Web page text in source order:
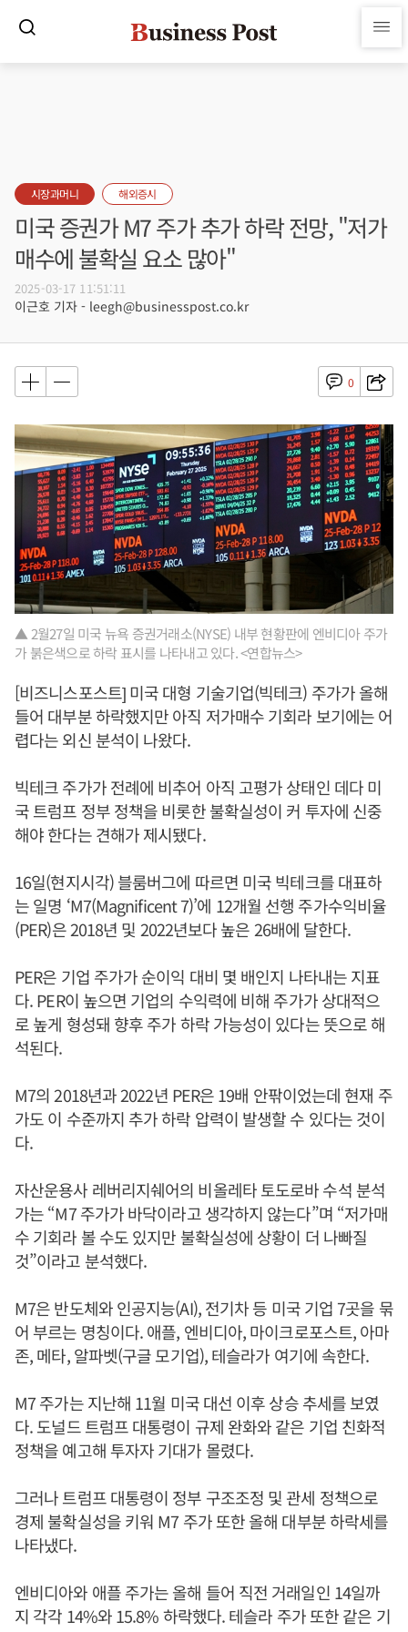
시장과머니 해외증시
미국 증권가 M7 주가 추가 하락 전망, "저가
매수에 불확실 요소 많아"
2025-03-17 11:51:11
이근호 기자 - leegh@businesspost.co.kr
0
▲ 2월27일 미국 뉴욕 증권거래소(NYSE) 내부 현황판에 엔비디아 주가
가 붉은색으로 하락 표시를 나타내고 있다. <연합뉴스>
[비즈니스포스트] 미국 대형 기술기업(빅테크) 주가가 올해
들어 대부분 하락했지만 아직 저가매수 기회라 보기에는 어
렵다는 외신 분석이 나왔다.
빅테크 주가가 전례에 비추어 아직 고평가 상태인 데다 미
국 트럼프 정부 정책을 비롯한 불확실성이 커 투자에 신중
해야 한다는 견해가 제시됐다.
16일(현지시각) 블룸버그에 따르면 미국 빅테크를 대표하
는 일명 ‘M7(Magnificent 7)’에 12개월 선행 주가수익비율
(PER)은 2018년 및 2022년보다 높은 26배에 달한다.
PER은 기업 주가가 순이익 대비 몇 배인지 나타내는 지표
다. PER이 높으면 기업의 수익력에 비해 주가가 상대적으
로 높게 형성돼 향후 주가 하락 가능성이 있다는 뜻으로 해
석된다.
M7의 2018년과 2022년 PER은 19배 안팎이었는데 현재 주
가도 이 수준까지 추가 하락 압력이 발생할 수 있다는 것이
다.
자산운용사 레버리지쉐어의 비올레타 토도로바 수석 분석
가는 “M7 주가가 바닥이라고 생각하지 않는다”며 “저가매
수 기회라 볼 수도 있지만 불확실성에 상황이 더 나빠질
것”이라고 분석했다.
M7은 반도체와 인공지능(AI), 전기차 등 미국 기업 7곳을 묶
어 부르는 명칭이다. 애플, 엔비디아, 마이크로포스트, 아마
존, 메타, 알파벳(구글 모기업), 테슬라가 여기에 속한다.
M7 주가는 지난해 11월 미국 대선 이후 상승 추세를 보였
다. 도널드 트럼프 대통령이 규제 완화와 같은 기업 친화적
정책을 예고해 투자자 기대가 몰렸다.
그러나 트럼프 대통령이 정부 구조조정 및 관세 정책으로
경제 불확실성을 키워 M7 주가 또한 올해 대부분 하락세를
나타냈다.
엔비디아와 애플 주가는 올해 들어 직전 거래일인 14일까
지 각각 14%와 15.8% 하락했다. 테슬라 주가 또한 같은 기